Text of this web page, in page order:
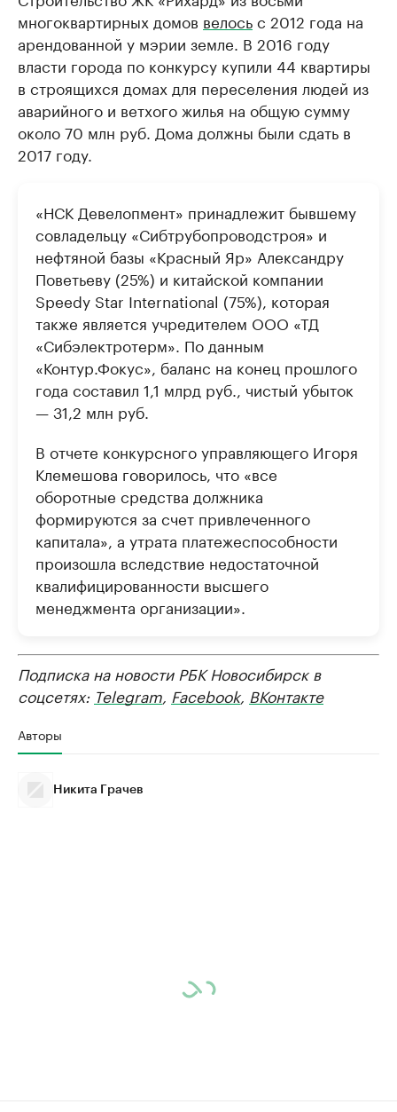
многоквартирных домов велосьс 2012 года на
арендованной у мэрии земле. В 2016 году
власти города по конкурсу купили 44 квартиры
в строящихся домах для переселения людей из
аварийного и ветхого жилья на общую сумму
около 70 млн руб. Дома должны были сдать в
2017 году.
«НСК Девелопмент» принадлежит бывшему
совладельцу «Сибтрубопроводстроя» и
нефтяной базы «Красный Яр» Александру
Поветьеву (25%) и китайской компании
Speedу Star International (75%), которая
также является учредителем ООО «ТД
«Сибэлектротерм». По данным
«Контур.Фокус», баланс на конец прошлого
года составил 1,1 млрд руб., чистый убыток
— 31,2 млн руб.
В отчете конкурсного управляющего Игоря
Клемешова говорилось, что «все
оборотные средства должника
формируются за счет привлеченного
капитала», а утрата платежеспособности
произошла вследствие недостаточной
квалифицированности высшего
менеджмента организации».
Подписка на новости РБК Новосибирск в
соцсетях: Telegram Facebook, ВКонтакте
Авторы
Никита Грачев